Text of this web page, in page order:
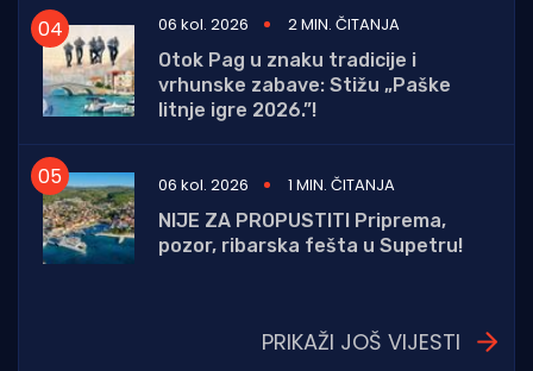
06 kol. 2026
2 MIN. ČITANJA
Otok Pag u znaku tradicije i
vrhunske zabave: Stižu „Paške
litnje igre 2026.”!
06 kol. 2026
1 MIN. ČITANJA
NIJE ZA PROPUSTITI Priprema,
pozor, ribarska fešta u Supetru!
PRIKAŽI JOŠ VIJESTI